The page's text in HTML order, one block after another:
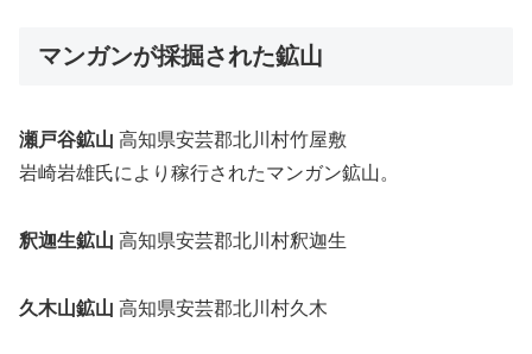
マンガンが採掘された鉱山
瀬戸谷鉱山 高知県安芸郡北川村竹屋敷
岩崎岩雄氏により稼行されたマンガン鉱山。
釈迦生鉱山 高知県安芸郡北川村釈迦生
久木山鉱山 高知県安芸郡北川村久木